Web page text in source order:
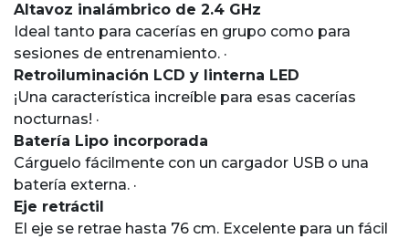
Altavoz inalámbrico de 2.4 GHz
Ideal tanto para cacerías en grupo como para
sesiones de entrenamiento. ·
Retroiluminación LCD y linterna LED
¡Una característica increíble para esas cacerías
nocturnas! ·
Batería Lipo incorporada
Cárguelo fácilmente con un cargador USB o una
batería externa. ·
Eje retráctil
El eje se retrae hasta 76 cm. Excelente para un fácil